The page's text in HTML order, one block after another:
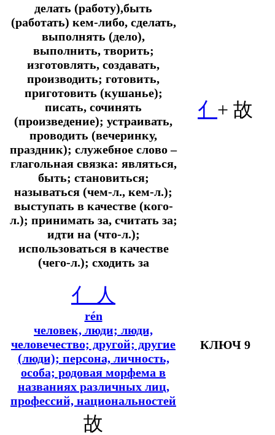
делать (работу),быть
(работать) кем-либо, сделать,
выполнять (дело),
выполнить, творить;
изготовлять, создавать,
производить; готовить,
приготовить (кушанье);
писать, сочинять
(произведение); устраивать,
проводить (вечеринку,
праздник); служебное слово –
глагольная связка: являться,
быть; становиться;
называться (чем-л., кем-л.);
выступать в качестве (кого-
л.); принимать за, считать за;
идти на (что-л.);
использоваться в качестве
(чего-л.); сходить за
亻 + 故
亻 人
rén
человек, люди; люди,
человечество; другой; другие
(люди); персона, личность,
особа; родовая морфема в
названиях различных лиц,
профессий, национальностей
КЛЮЧ 9
故